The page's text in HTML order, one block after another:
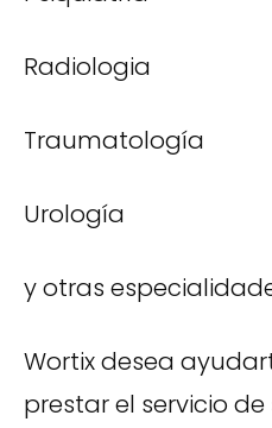
Radiologia
Traumatología
Urología
y otras
Wortix desea
prestar el servicio